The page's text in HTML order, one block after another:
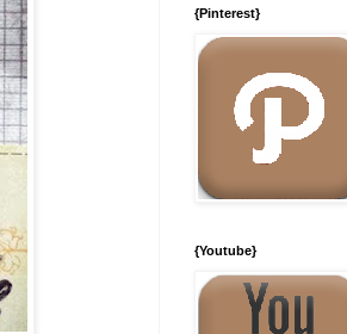
{Pinterest}
{Youtube}